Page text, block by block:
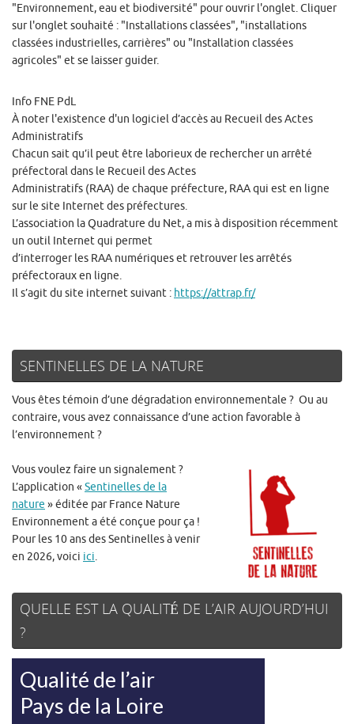
"Environnement, eau et biodiversité" pour ouvrir l'onglet. Cliquer
sur l'onglet souhaité : "Installations classées", "installations
classées industrielles, carrières" ou "Installation classées
agricoles" et se laisser guider.
Info FNE PdL
À noter l'existence d'un logiciel d’accès au Recueil des Actes
Administratifs
Chacun sait qu’il peut être laborieux de rechercher un arrêté
préfectoral dans le Recueil des Actes
Administratifs (RAA) de chaque préfecture, RAA qui est en ligne
sur le site Internet des préfectures.
L’association la Quadrature du Net, a mis à disposition récemment
un outil Internet qui permet
d’interroger les RAA numériques et retrouver les arrêtés
préfectoraux en ligne.
Il s’agit du site internet suivant : https://attrap.fr/
SENTINELLES DE LA NATURE
Vous êtes témoin d’une dégradation environnementale ? Ou au
contraire, vous avez connaissance d’une action favorable à
l’environnement ?
Vous voulez faire un signalement ?
L’application «Sentinelles de la
nature » éditée par France Nature
Environnement a été conçue pour ça !
Pour les 10 ans des Sentinelles à venir
en 2026, voici ici.
QUELLE EST LA QUALITÉ DE L’AIR AUJOURD’HUI
?